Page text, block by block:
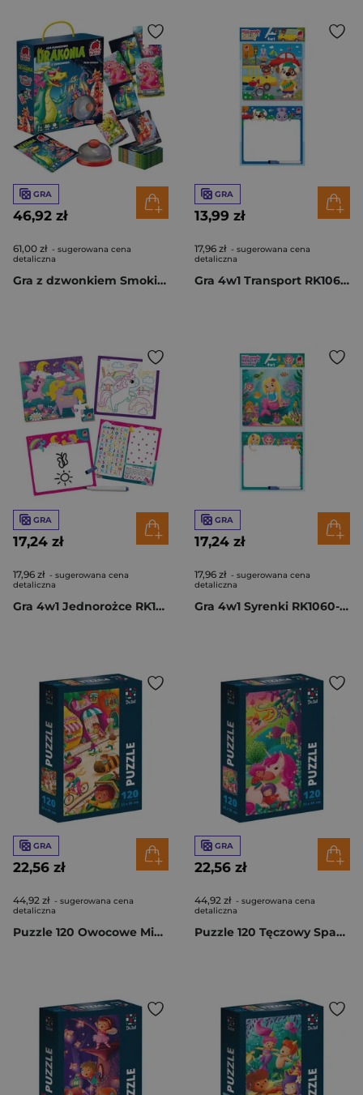
GRA
46,92 zł
61,00 zł - sugerowana cena
detaliczna
Gra z dzwonkiem Smoki RK1180-05
GRA
13,99 zł
17,96 zł - sugerowana cena
detaliczna
Gra 4w1 Transport RK1060-06
GRA
17,24 zł
17,96 zł - sugerowana cena
detaliczna
Gra 4w1 Jednorożce RK1060-05
GRA
17,24 zł
17,96 zł - sugerowana cena
detaliczna
Gra 4w1 Syrenki RK1060-04
GRA
22,56 zł
44,92 zł - sugerowana cena
detaliczna
Puzzle 120 Owocowe Miasto DT100-24
GRA
22,56 zł
44,92 zł - sugerowana cena
detaliczna
Puzzle 120 Tęczowy Spacer DT100-23